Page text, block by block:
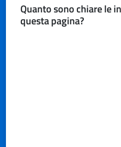
Quanto sono chiare le
questa pagina?